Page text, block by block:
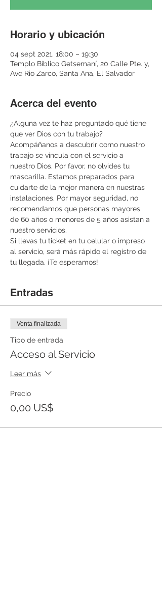
Horario y ubicación
04 sept 2021, 18:00 – 19:30
Templo Bíblico Getsemaní, 20 Calle Pte. y,
Ave Rio Zarco, Santa Ana, El Salvador
Acerca del evento
¿Alguna vez te haz preguntado qué tiene
que ver Dios con tu trabajo?
Acompáñanos a descubrir como nuestro
trabajo se vincula con el servicio a
nuestro Dios. Por favor, no olvides tu
mascarilla. Estamos preparados para
cuidarte de la mejor manera en nuestras
instalaciones. Por mayor seguridad, no
recomendamos que personas mayores
de 60 años o menores de 5 años asistan a
nuestro servicios.
Si llevas tu ticket en tu celular o impreso
al servicio, será más rápido el registro de
tu llegada. ¡Te esperamos!
Entradas
Venta finalizada
Tipo de entrada
Acceso al Servicio
Leer más
Precio
0,00 US$